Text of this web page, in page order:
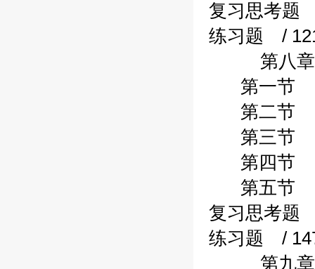
复习思考题
练习题 /
第八章
第一节 财
第二节
第三节 三
第四节
第五节
复习思考题
练习题 /
第九章